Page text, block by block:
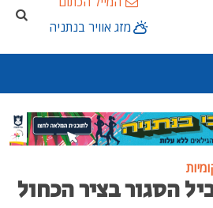
מזג אוויר בנתניה
הסגור בציר הכחול